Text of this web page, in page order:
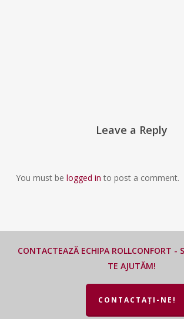
Leave a Reply
You must be logged in to post a comment.
CONTACTEAZĂ ECHIPA ROLLCONFORT -
TE AJUTĂM!
CONTACTAȚI-NE!